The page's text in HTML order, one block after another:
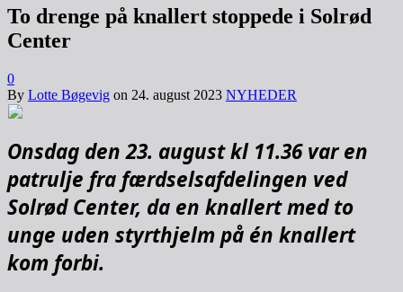
To drenge på knallert stoppede i Solrød
Center
0
By Lotte Bøgevig on 24. august 2023 NYHEDER
Onsdag den 23. august kl 11.36 var en
patrulje fra færdselsafdelingen ved
Solrød Center, da en knallert med to
unge uden styrthjelm på én knallert
kom forbi.